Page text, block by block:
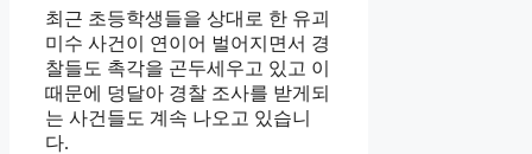
최근 초등학생들을 상대로 한 유괴
미수 사건이 연이어 벌어지면서 경
찰들도 촉각을 곤두세우고 있고 이
때문에 덩달아 경찰 조사를 받게되
는 사건들도 계속 나오고 있습니
다.